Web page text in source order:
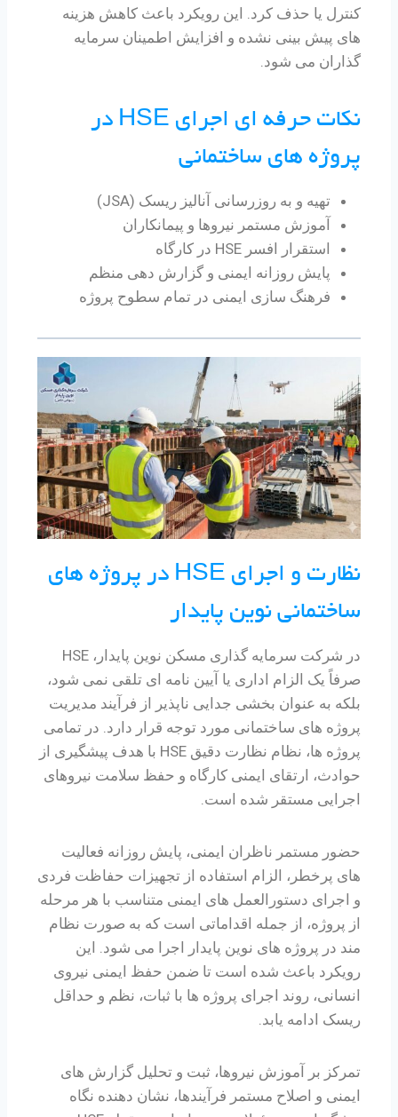
کنترل یا حذف کرد. این رویکرد باعث کاهش هزینه
های پیش بینی نشده و افزایش اطمینان سرمایه
گذاران می شود.
نکات حرفه ای اجرای HSE در
پروژه های ساختمانی
تهیه و به روزرسانی آنالیز ریسک (JSA)
آموزش مستمر نیروها و پیمانکاران
استقرار افسر HSE در کارگاه
پایش روزانه ایمنی و گزارش دهی منظم
فرهنگ سازی ایمنی در تمام سطوح پروژه
نظارت و اجرای HSE در پروژه های
ساختمانی نوین پایدار
در شرکت سرمایه گذاری مسکن نوین پایدار، HSE
صرفاً یک الزام اداری یا آیین نامه ای تلقی نمی شود،
بلکه به عنوان بخشی جدایی ناپذیر از فرآیند مدیریت
پروژه های ساختمانی مورد توجه قرار دارد. در تمامی
پروژه ها، نظام نظارت دقیق HSE با هدف پیشگیری از
حوادث، ارتقای ایمنی کارگاه و حفظ سلامت نیروهای
اجرایی مستقر شده است.
حضور مستمر ناظران ایمنی، پایش روزانه فعالیت
های پرخطر، الزام استفاده از تجهیزات حفاظت فردی
و اجرای دستورالعمل های ایمنی متناسب با هر مرحله
از پروژه، از جمله اقداماتی است که به صورت نظام
مند در پروژه های نوین پایدار اجرا می شود. این
رویکرد باعث شده است تا ضمن حفظ ایمنی نیروی
انسانی، روند اجرای پروژه ها با ثبات، نظم و حداقل
ریسک ادامه یابد.
تمرکز بر آموزش نیروها، ثبت و تحلیل گزارش های
ایمنی و اصلاح مستمر فرآیندها، نشان دهنده نگاه